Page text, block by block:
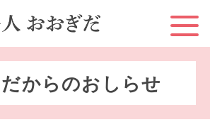
からのおしらせ
せ